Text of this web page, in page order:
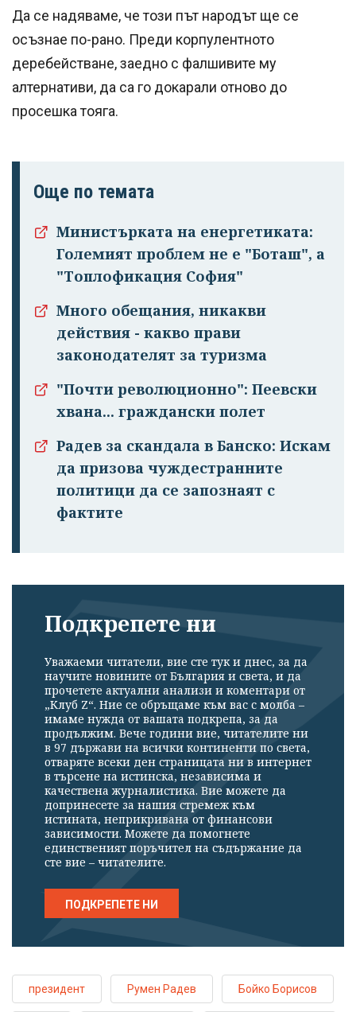
Да се надяваме, че този път народът ще се
осъзнае по-рано. Преди корпулентното
деребействане, заедно с фалшивите му
алтернативи, да са го докарали отново до
просешка тояга.
Още по темата
Министърката на енергетиката:
Големият проблем не е "Боташ", а
"Топлофикация София"
Много обещания, никакви
действия - какво прави
законодателят за туризма
"Почти революционно": Пеевски
хвана... граждански полет
Радев за скандала в Банско: Искам
да призова чуждестранните
политици да се запознаят с
фактите
Подкрепете ни
Уважаеми читатели, вие сте тук и днес, за да
научите новините от България и света, и да
прочетете актуални анализи и коментари от
„Клуб Z“. Ние се обръщаме към вас с молба –
имаме нужда от вашата подкрепа, за да
продължим. Вече години вие, читателите ни
в 97 държави на всички континенти по света,
отваряте всеки ден страницата ни в интернет
в търсене на истинска, независима и
качествена журналистика. Вие можете да
допринесете за нашия стремеж към
истината, неприкривана от финансови
зависимости. Можете да помогнете
единственият поръчител на съдържание да
сте вие – читателите.
ПОДКРЕПЕТЕ НИ
президент Румен Радев Бойко Борисов